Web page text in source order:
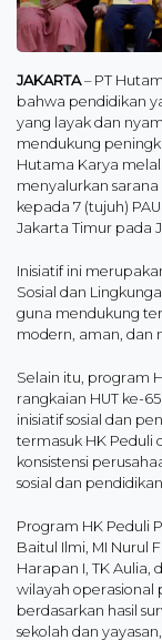
JAKARTA– PT
bahwa pendidikan
yang layak dan
mendukung
Hutama Karya
menyalurkan
kepada 7 (tujuh)
Jakarta Timur pada
Inisiatif ini
Sosial dan
guna mendukung
modern, aman, dan
Selain itu, program
rangkaian HUT ke-
inisiatif sosial dan
termasuk HK Peduli
konsistensi
sosial dan
Program HK Peduli
Baitul Ilmi, MI Nurul
Harapan I, TK Aulia,
wilayah operasional
berdasarkan hasil
sekolah dan